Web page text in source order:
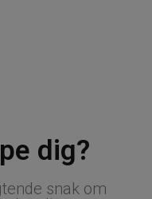
dig?
snak om